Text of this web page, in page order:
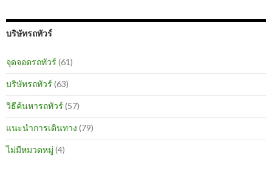
บริษัทรถทัวร์
จุดจอดรถทัวร์ (61)
บริษัทรถทัวร์ (63)
วิธีค้นหารถทัวร์ (57)
แนะนำการเดินทาง (79)
ไม่มีหมวดหมู่ (4)